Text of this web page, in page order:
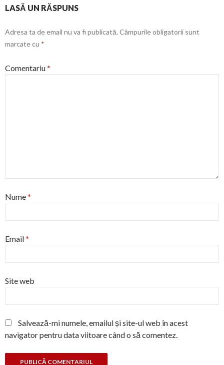
LASĂ UN RĂSPUNS
Adresa ta de email nu va fi publicată. Câmpurile obligatorii sunt
marcate cu *
Comentariu*
Nume*
Email*
Site web
Salvează-mi numele, emailul și site-ul web în acest
navigator pentru data viitoare când o să comentez.